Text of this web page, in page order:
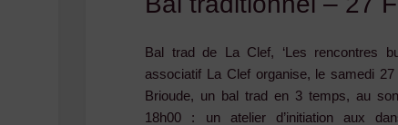
Bal trad de La Clef, ‘Les rencontres
associatif La Clef organise, le samedi
Brioude, un bal trad en 3 temps, au
18h00 : un atelier d’initiation aux